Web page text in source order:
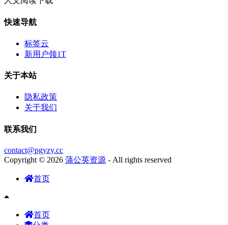
快速导航
标签云
新用户领1T
关于本站
隐私政策
关于我们
联系我们
contact@pgyzy.cc
Copyright © 2026 蒲公英资源 - All rights reserved
首页
首页